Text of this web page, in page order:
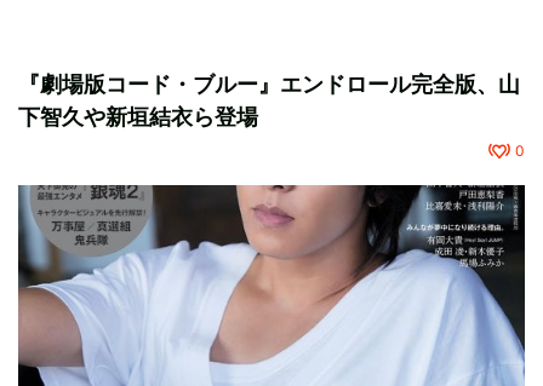
『劇場版コード・ブルー』エンドロール完全版、山
下智久や新垣結衣ら登場
0